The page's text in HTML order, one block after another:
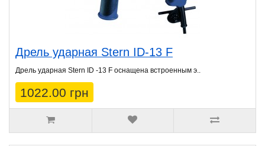
Дрель ударная Stern ID-13 F
Дрель ударная Stern ID -13 F оснащена встроенным э..
1022.00 грн